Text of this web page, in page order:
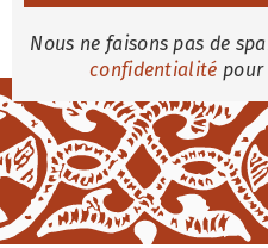
Nous ne faisons pas de
confidentialité